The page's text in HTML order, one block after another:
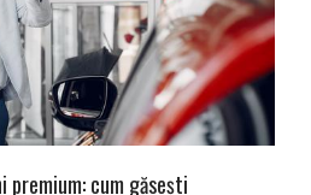
premium: cum găsești